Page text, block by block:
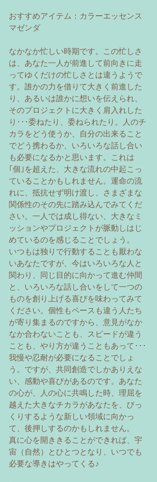
おすすめアイテム：カラーエッセンス
マゼンダ
なかなか忙しい時期です。この忙しさ
は、あなた一人が前進して前向きに走
ってゆくだけの忙しさとは違うようで
す。誰かの力を借りて大きく前進した
り、あるいは誰かに想いを伝えられ、
そのプロジェクトに大きく肩入れした
り･･･委ねたり、委ねられたり。人のチ
カラをどう使うか、自分の出来ること
でどう携わるか、いろいろな話し合い
も必要になるかと思います。これは
｢個｣を超えた、大きな流れの中起こっ
ていることかもしれません。運命の流
れに、抵抗せず明け渡し、さまざまな
関係性のその先に踏み込んでみてくだ
さい。一人では成し得ない、大きなミ
ッションやプロジェクトが脈動しはじ
めているのを感じることでしょう。
いつもは独りで行動することも厭わな
いあなたですが、今はいろいろな人と
関わり、同じ目的に向かって進む仲間
と、いろいろな話し合いをして一つの
ものを創り上げる喜びを味わってみて
ください。個性もペースも違う人たち
が寄り集まるのですから、意見がなか
なか合わないことも、スピードが違う
ことも、やり方が違うこともあって･･･
我慢や忍耐が必要になることでしょ
う。ですが、共同創造でしかありえな
い、感動や喜びがあるのです。あなた
の心が、人の心に共鳴した時、理屈を
越えた大きなチカラがあなたを、びっ
くりするような新しい領域に向かっ
て、後押しするのかもしれません。
真に心を開ききることができれば、宇
宙（自然）とひとつとなり、いつでも
必要な導きはやってくる♪